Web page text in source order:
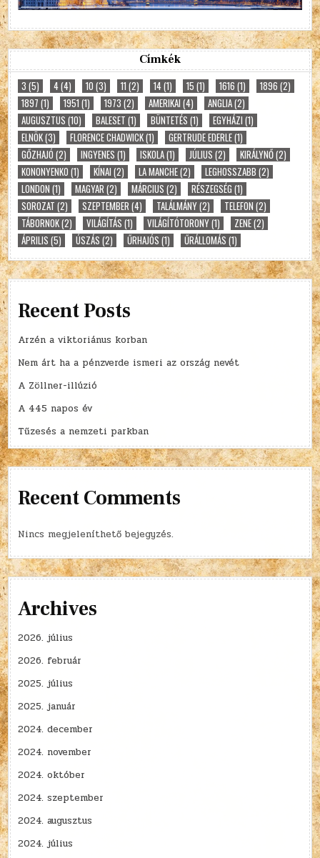
Címkék
3 (5) 4(4) 10 (3) 11 (2) 14(1) 15 (1) 1616 (1) 1896 (2)
1897 (1) 1951 (1) 1973 (2) AMERIKAI (4) ANGLIA(2)
AUGUSZTUS (10) BALESET (1) BÜNTETÉS (1) EGYHÁZI (1)
ELNÖK(3) FLORENCE CHADWICK(1) GERTRUDE EDERLE(1)
GŐZHAJÓ (2) INGYENES (1) ISKOLA(1) JÚLIUS (2) KIRÁLYNŐ(2)
KONONYENKO (1) KÍNAI (2) LA MANCHE(2) LEGHOSSZABB (2)
LONDON (1) MAGYAR (2) MÁRCIUS (2) RÉSZEGSÉG (1)
SOROZAT (2) SZEPTEMBER (4) TALÁLMÁNY(2) TELEFON (2)
TÁBORNOK(2) VILÁGÍTÁS (1) VILÁGÍTÓTORONY(1) ZENE(2)
ÁPRILIS (5) ÚSZÁS (2) ŰRHAJÓS (1) ŰRÁLLOMÁS (1)
Recent Posts
Arzén a viktoriánus korban
Nem árt ha a pénzverde ismeri az ország nevét
A Zöllner-illúzió
A 445 napos év
Tűzesés a nemzeti parkban
Recent Comments
Nincs megjeleníthető bejegyzés.
Archives
2026. július
2026. február
2025. július
2025. január
2024. december
2024. november
2024. október
2024. szeptember
2024. augusztus
2024. július